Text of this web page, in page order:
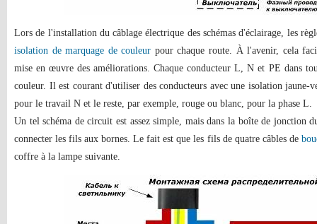
Lors de l'installation du câblage électrique des schémas d'éclairage, les
isolation de marquage de couleur pour chaque route. À l'avenir, cela
mise en œuvre des améliorations. Chaque conducteur L, N et PE dans
couleur. Il est courant d'utiliser des conducteurs avec une isolation
pour le travail N et le reste, par exemple, rouge ou blanc, pour la phase L.
Un tel schéma de circuit est assez simple, mais dans la boîte de
connecter les fils aux bornes. Le fait est que les fils de quatre câbles de
coffre à la lampe suivante.